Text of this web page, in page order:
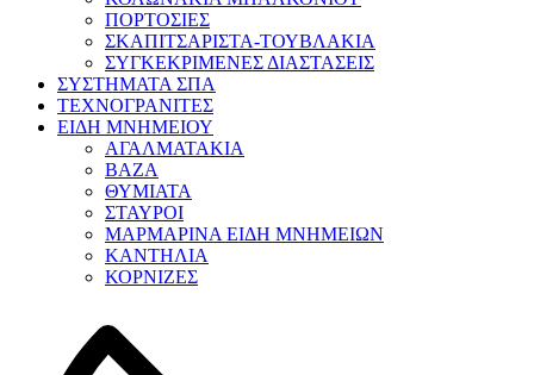
ΠΟΡΤΟΣΙΕΣ
ΣΚΑΠΙΤΣΑΡΙΣΤΑ-ΤΟΥΒΛΑΚΙΑ
ΣΥΓΚΕΚΡΙΜΕΝΕΣ ΔΙΑΣΤΑΣΕΙΣ
ΣΥΣΤΗΜΑΤΑ ΣΠΑ
ΤΕΧΝΟΓΡΑΝΙΤΕΣ
ΕΙΔΗ ΜΝΗΜΕΙΟΥ
ΑΓΑΛΜΑΤΑΚΙΑ
ΒΑΖΑ
ΘΥΜΙΑΤΑ
ΣΤΑΥΡΟΙ
ΜΑΡΜΑΡΙΝΑ ΕΙΔΗ ΜΝΗΜΕΙΩΝ
ΚΑΝΤΗΛΙΑ
ΚΟΡΝΙΖΕΣ